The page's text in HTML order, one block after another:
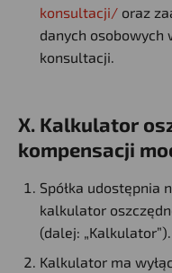
konsultacji/ oraz
danych osobowych
konsultacji.
X. Kalkulator
kompensacji
Spółka udostępnia
kalkulator
(dalej: „Kalkulator”).
Kalkulator ma